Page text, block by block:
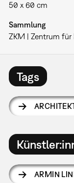
50 x 60 cm
Sammlung
ZKM | Zentrum für
Tags
ARMIN